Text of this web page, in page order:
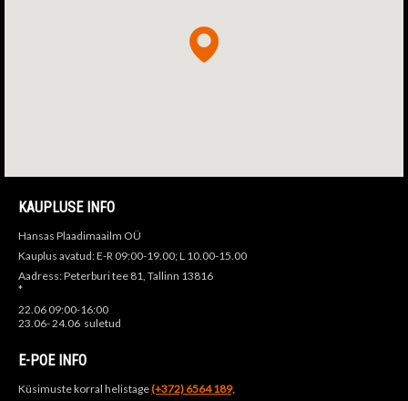
KAUPLUSE INFO
Hansas Plaadimaailm OÜ
Kauplus avatud: E-R 09:00-19.00; L 10.00-15.00
Aadress: Peterburi tee 81, Tallinn 13816
*
22.06 09:00-16:00
23.06- 24.06 suletud
E-POE INFO
Küsimuste korral helistage(+372) 6564 189,